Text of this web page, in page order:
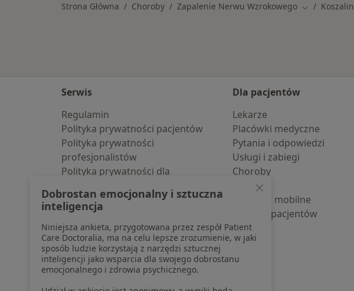
Strona Główna Choroby Zapalenie Nerwu Wzrokowego Zmień miasto
Koszalin
Serwis
Regulamin
Polityka prywatności pacjentów
Polityka prywatności
profesjonalistów
Polityka prywatności dla
pozyskaliśmy samodzielnie
Polityka cookies
Jak działają wyniki wyszukiwania
Dostępność
O nas
Praca Rekrutujemy!
Partnerzy
Dla pacjentów
Lekarze
Placówki medyczne
Pytania i odpowiedzi
Usługi i zabiegi
Choroby
Pomoc
Aplikacje mobilne
Blog dla pacjentów
Dobrostan emocjonalny i sztuczna
inteligencja
Niniejsza ankieta, przygotowana przez zespół Patient
Care Doctoralia, ma na celu lepsze zrozumienie, w jaki
sposób ludzie korzystają z narzędzi sztucznej
inteligencji jako wsparcia dla swojego dobrostanu
emocjonalnego i zdrowia psychicznego.